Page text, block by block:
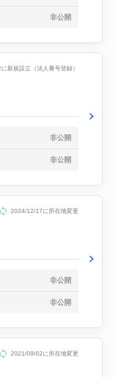
非公開
新規設立（法人番号登録）
非公開
非公開
2024/12/17に所在地変更
非公開
非公開
2021/09/02に所在地変更